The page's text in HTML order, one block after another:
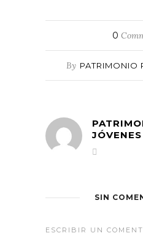
0
By PATRIMONIO
JÓVENES
SIN
ESCRIBIR UN